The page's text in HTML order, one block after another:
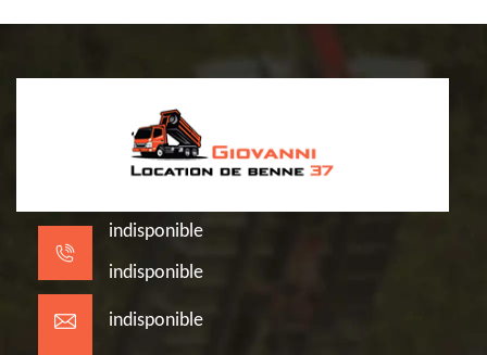
indisponible
indisponible
indisponible